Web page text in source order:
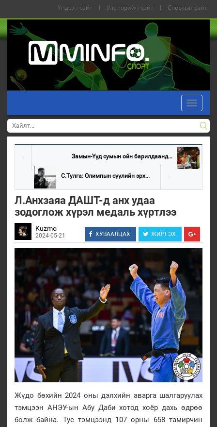
Үндсэн сайт | Улс төрийн сайт | Спортын сайт
Toggle
Замын-Үүд сумын ойн барилдаанд...
С.Тулга: Олимпын сүүлийн эрх...
Л.Анхзаяа ДАШТ-д анх удаа
зодоглож хүрэл медаль хүртлээ
Kuzmo
2024-05-21 ХУВААЛЦАХ ЖИРГЭХ
Жүдо бөхийн 2024 оны дэлхийн аварга шалгаруулах
тэмцээн АНЭУ-ын Абу Даби хотод хоёр дахь өдрөө
болж байна. Тус тэмцээнд 107 орны 658 тамирчин